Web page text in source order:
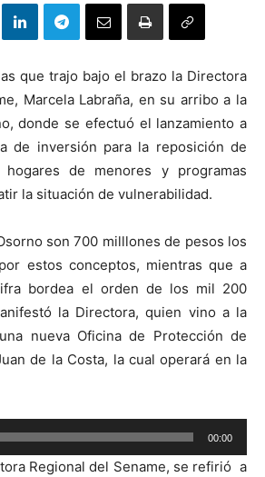
que trajo bajo el brazo la Directora
Marcela Labraña, en su arribo a la
donde se efectuó el lanzamiento a
de inversión para la reposición de
hogares de menores y programas
la situación de vulnerabilidad.
son 700 milllones de pesos los
estos conceptos, mientras que a
bordea el orden de los mil 200
la Directora, quien vino a la
nueva Oficina de Protección de
de la Costa, la cual operará en la
00:00
Regional del Sename, se refirió a